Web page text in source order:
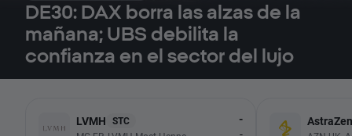
DE30: DAX borra las alzas de la
mañana; UBS debilita la
confianza en el sector del lujo
LVMH STC
-